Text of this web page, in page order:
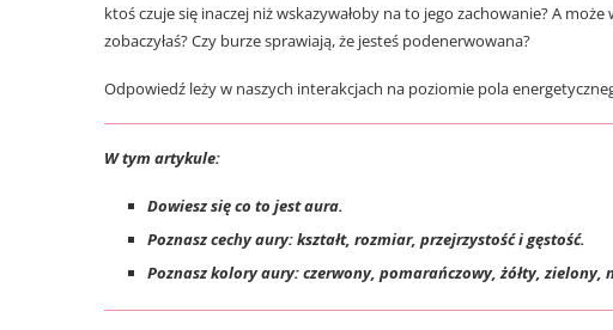
ktoś czuje się inaczej niż wskazywałoby na to jego zachowanie? A może
zobaczyłaś? Czy burze sprawiają, że jesteś podenerwowana?
Odpowiedź leży w naszych interakcjach na poziomie pola
W tym artykule:
Dowiesz się co to jest aura.
Poznasz cechy aury: kształt, rozmiar, przejrzystość i gęstość.
Poznasz kolory aury: czerwony, pomarańczowy, żółty,